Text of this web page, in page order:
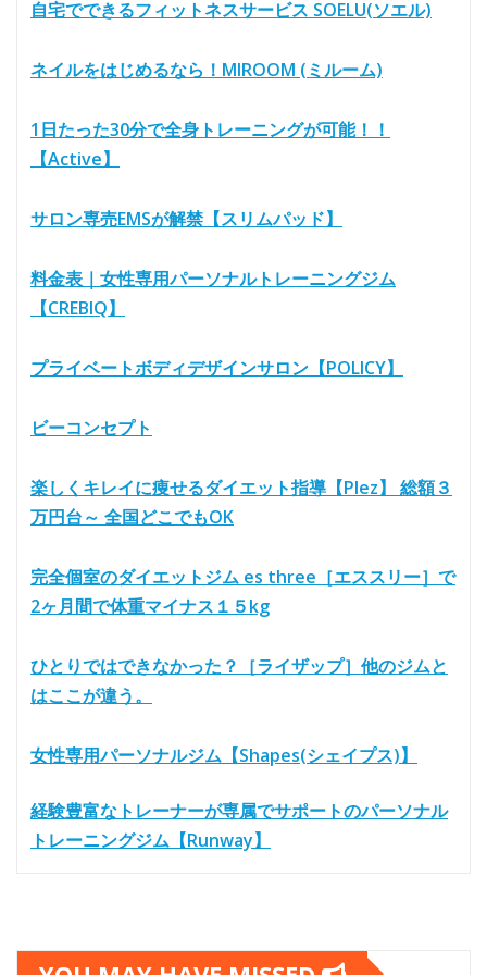
自宅でできるフィットネスサービス SOELU(ソエル)
ネイルをはじめるなら！MIROOM (ミルーム)
1日たった30分で全身トレーニングが可能！！
【Active】
サロン専売EMSが解禁【スリムパッド】
料金表｜女性専用パーソナルトレーニングジム
【CREBIQ】
プライベートボディデザインサロン【POLICY】
ビーコンセプト
楽しくキレイに痩せるダイエット指導【Plez】 総額３
万円台～ 全国どこでもOK
完全個室のダイエットジム es three［エススリー］で
2ヶ月間で体重マイナス１５kg
ひとりではできなかった？［ライザップ］他のジムと
はここが違う。
女性専用パーソナルジム【Shapes(シェイプス)】
経験豊富なトレーナーが専属でサポートのパーソナル
トレーニングジム【Runway】